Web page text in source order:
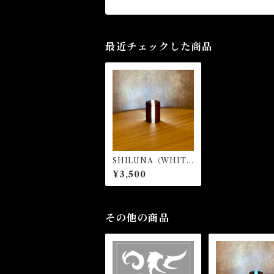
最近チェックした商品
SHILUNA（WHIT
E）
¥3,500
その他の商品